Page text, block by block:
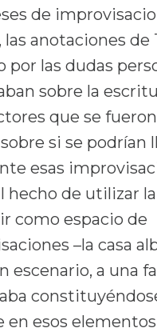
de
las anotaciones de
por las dudas
sobre la
que se
si se podrían
esas
hecho de utilizar la
como espacio de
–la casa
escenario, a una
en esos